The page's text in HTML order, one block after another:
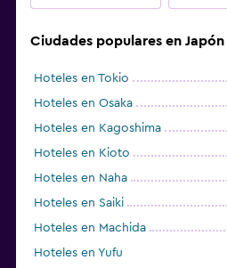
Ciudades populares en Japón
Hoteles en Tokio
Hoteles en Osaka
Hoteles en Kagoshima
Hoteles en Kioto
Hoteles en Naha
Hoteles en Saiki
Hoteles en Machida
Hoteles en Yufu